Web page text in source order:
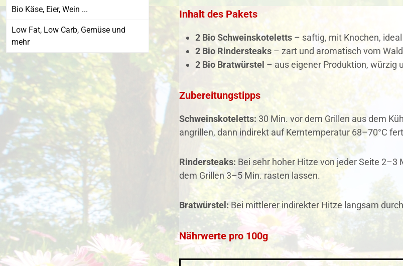
Bio Käse, Eier, Wein ...
Low Fat, Low Carb, Gemüse und
mehr
Inhalt des Pakets
2 Bio Schweinskoteletts – saftig, mit Knochen,
2 Bio Rindersteaks – zart und aromatisch vom
2 Bio Bratwürstel – aus eigener Produktion, würzig
Zubereitungstipps
Schweinskoteletts: 30 Min. vor dem Grillen aus dem
angrillen, dann indirekt auf Kerntemperatur 68–70°C
Rindersteaks: Bei sehr hoher Hitze von jeder Seite
dem Grillen 3–5 Min. rasten lassen.
Bratwürstel: Bei mittlerer indirekter Hitze langsam
Nährwerte pro 100g